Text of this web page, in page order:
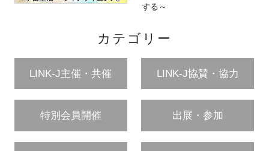
する～
カテゴリー
LINK-J主催・共催 LINK-J協賛・協力
特別会員開催 出展・参加